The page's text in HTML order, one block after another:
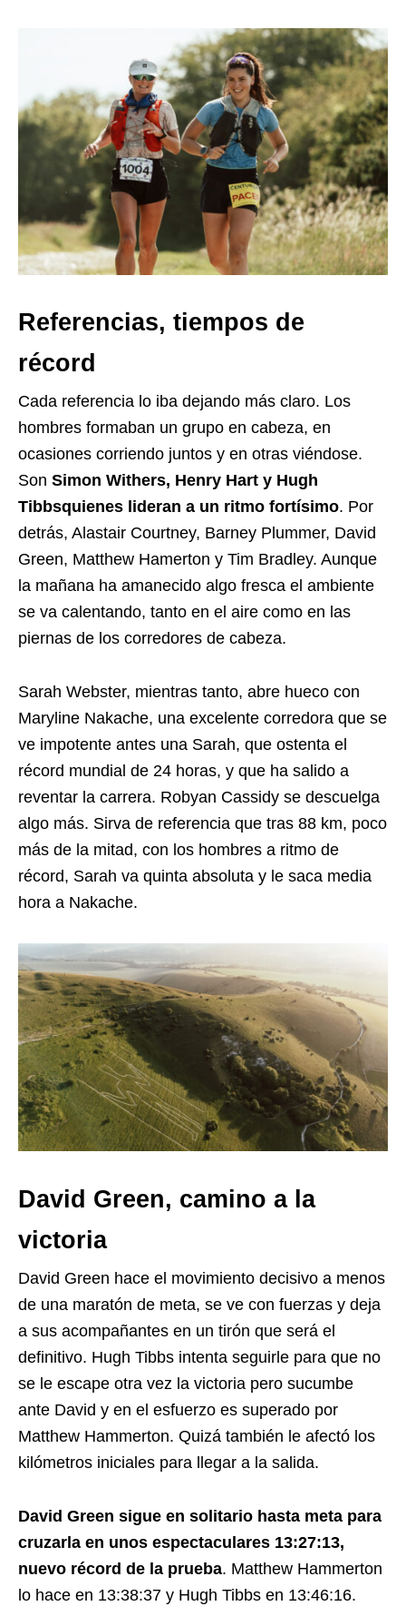
Referencias, tiempos de
récord
Cada referencia lo iba dejando más claro. Los
hombres formaban un grupo en cabeza, en
ocasiones corriendo juntos y en otras viéndose.
Son Simon Withers, Henry Hart y Hugh
Tibbsquienes lideran a un ritmo fortísimo. Por
detrás, Alastair Courtney, Barney Plummer, David
Green, Matthew Hamerton y Tim Bradley. Aunque
la mañana ha amanecido algo fresca el ambiente
se va calentando, tanto en el aire como en las
piernas de los corredores de cabeza.
Sarah Webster, mientras tanto, abre hueco con
Maryline Nakache, una excelente corredora que se
ve impotente antes una Sarah, que ostenta el
récord mundial de 24 horas, y que ha salido a
reventar la carrera. Robyan Cassidy se descuelga
algo más. Sirva de referencia que tras 88 km, poco
más de la mitad, con los hombres a ritmo de
récord, Sarah va quinta absoluta y le saca media
hora a Nakache.
David Green, camino a la
victoria
David Green hace el movimiento decisivo a menos
de una maratón de meta, se ve con fuerzas y deja
a sus acompañantes en un tirón que será el
definitivo. Hugh Tibbs intenta seguirle para que no
se le escape otra vez la victoria pero sucumbe
ante David y en el esfuerzo es superado por
Matthew Hammerton. Quizá también le afectó los
kilómetros iniciales para llegar a la salida.
David Green sigue en solitario hasta meta para
cruzarla en unos espectaculares 13:27:13,
nuevo récord de la prueba. Matthew Hammerton
lo hace en 13:38:37 y Hugh Tibbs en 13:46:16.